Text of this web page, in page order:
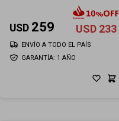
USD 259 USD 233
GARANTÍA: 1 AÑO
ENVÍO A TODO EL PAÍS